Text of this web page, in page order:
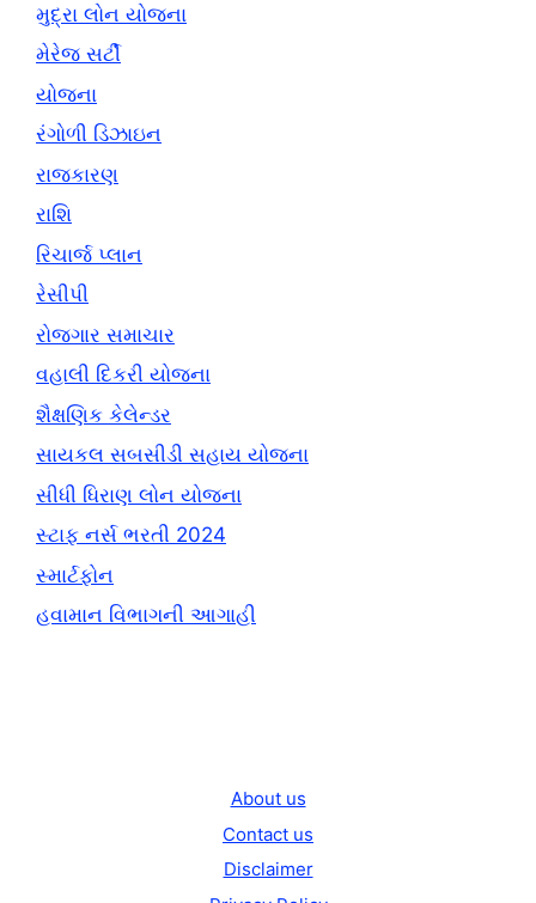
મુદ્રા લોન યોજના
મેરેજ સર્ટી
યોજના
રંગોળી ડિઝાઇન
રાજકારણ
રાશિ
રિચાર્જ પ્લાન
રેસીપી
રોજગાર સમાચાર
વહાલી દિકરી યોજના
શૈક્ષણિક કેલેન્ડર
સાયકલ સબસીડી સહાય યોજના
સીધી ધિરાણ લોન યોજના
સ્ટાફ નર્સ ભરતી 2024
સ્માર્ટફોન
હવામાન વિભાગની આગાહી
About us
Contact us
Disclaimer